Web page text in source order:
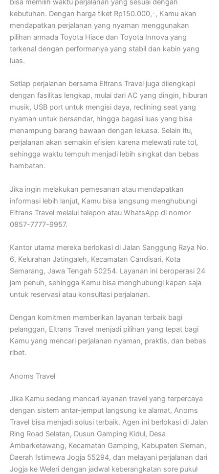
bisa memilih waktu perjalanan yang sesuai dengan
kebutuhan. Dengan harga tiket Rp150.000,-, Kamu akan
mendapatkan perjalanan yang nyaman menggunakan
pilihan armada Toyota Hiace dan Toyota Innova yang
terkenal dengan performanya yang stabil dan kabin yang
luas.
Setiap perjalanan bersama Eltrans Travel juga dilengkapi
dengan fasilitas lengkap, mulai dari AC yang dingin, hiburan
musik, USB port untuk mengisi daya, reclining seat yang
nyaman untuk bersandar, hingga bagasi luas yang bisa
menampung barang bawaan dengan leluasa. Selain itu,
perjalanan akan semakin efisien karena melewati rute tol,
sehingga waktu tempuh menjadi lebih singkat dan bebas
hambatan.
Jika ingin melakukan pemesanan atau mendapatkan
informasi lebih lanjut, Kamu bisa langsung menghubungi
Eltrans Travel melalui telepon atau WhatsApp di nomor
0857-7777-9957.
Kantor utama mereka berlokasi di Jalan Sanggung Raya No.
6, Kelurahan Jatingaleh, Kecamatan Candisari, Kota
Semarang, Jawa Tengah 50254. Layanan ini beroperasi 24
jam penuh, sehingga Kamu bisa menghubungi kapan saja
untuk reservasi atau konsultasi perjalanan.
Dengan komitmen memberikan layanan terbaik bagi
pelanggan, Eltrans Travel menjadi pilihan yang tepat bagi
Kamu yang mencari perjalanan nyaman, praktis, dan bebas
ribet.
Anoms Travel
Jika Kamu sedang mencari layanan travel yang terpercaya
dengan sistem antar-jemput langsung ke alamat, Anoms
Travel bisa menjadi solusi terbaik. Agen ini berlokasi di Jalan
Ring Road Selatan, Dusun Gamping Kidul, Desa
Ambarketawang, Kecamatan Gamping, Kabupaten Sleman,
Daerah Istimewa Jogja 55294, dan melayani perjalanan dari
Jogja ke Weleri dengan jadwal keberangkatan sore pukul